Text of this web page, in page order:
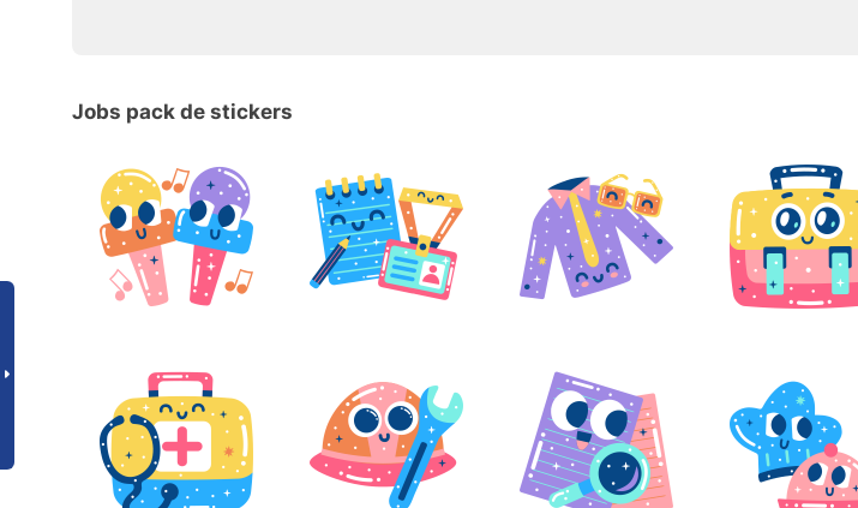
Jobs pack de stickers